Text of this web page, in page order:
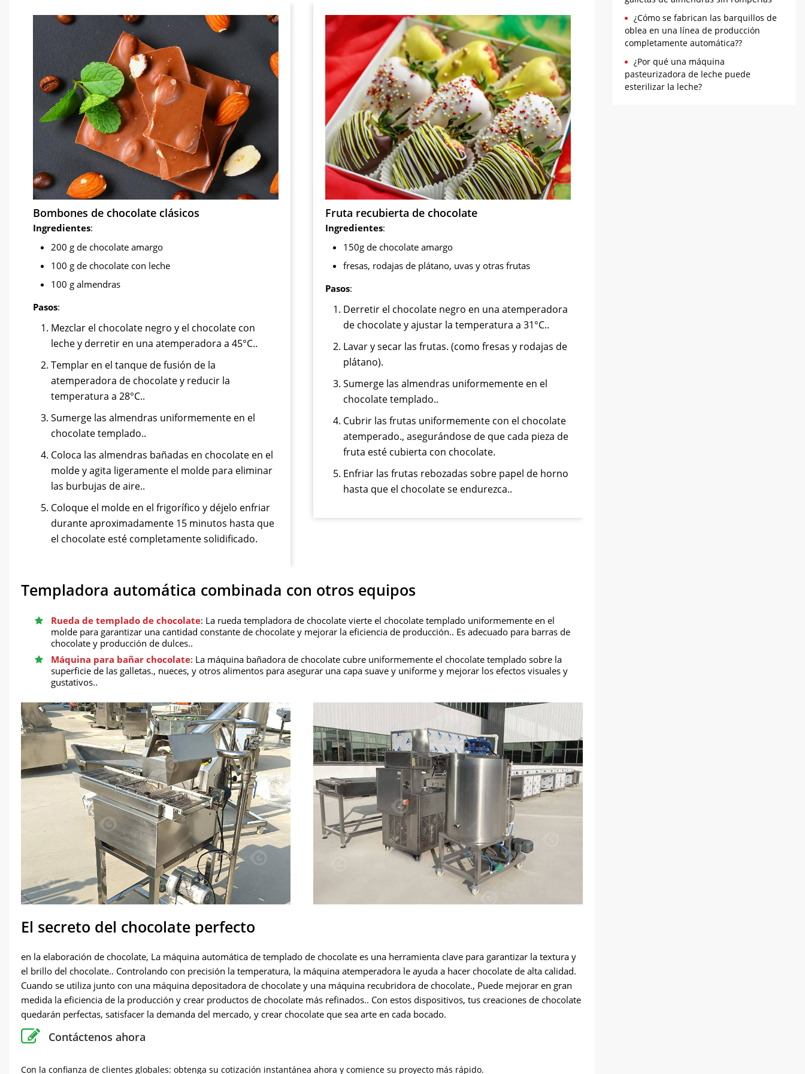
Bombones de chocolate clásicos
Ingredientes:
200 g de chocolate amargo
100 g de chocolate con leche
100 g almendras
Pasos:
Mezclar el chocolate negro y el chocolate con
leche y derretir en una atemperadora a 45°C..
Templar en el tanque de fusión de la
atemperadora de chocolate y reducir la
temperatura a 28°C..
Sumerge las almendras uniformemente en el
chocolate templado..
Coloca las almendras bañadas en chocolate en el
molde y agita ligeramente el molde para eliminar
las burbujas de aire..
Coloque el molde en el frigorífico y déjelo enfriar
durante aproximadamente 15 minutos hasta que
el chocolate esté completamente solidificado.
Fruta recubierta de chocolate
Ingredientes:
150g de chocolate amargo
fresas, rodajas de plátano, uvas y otras frutas
Pasos:
Derretir el chocolate negro en una atemperadora
de chocolate y ajustar la temperatura a 31°C..
Lavar y secar las frutas. (como fresas y rodajas de
plátano).
Sumerge las almendras uniformemente en el
chocolate templado..
Cubrir las frutas uniformemente con el chocolate
atemperado., asegurándose de que cada pieza de
fruta esté cubierta con chocolate.
Enfriar las frutas rebozadas sobre papel de horno
hasta que el chocolate se endurezca..
Templadora automática combinada con otros equipos
Rueda de templado de chocolate: La rueda templadora de chocolate vierte el chocolate templado uniformemente en el
molde para garantizar una cantidad constante de chocolate y mejorar la eficiencia de producción.. Es adecuado para barras de
chocolate y producción de dulces..
Máquina para bañar chocolate: La máquina bañadora de chocolate cubre uniformemente el chocolate templado sobre la
superficie de las galletas., nueces, y otros alimentos para asegurar una capa suave y uniforme y mejorar los efectos visuales y
gustativos..
El secreto del chocolate perfecto
en la elaboración de chocolate, La máquina automática de templado de chocolate es una herramienta clave para garantizar la textura y
el brillo del chocolate.. Controlando con precisión la temperatura, la máquina atemperadora le ayuda a hacer chocolate de alta calidad.
Cuando se utiliza junto con una máquina depositadora de chocolate y una máquina recubridora de chocolate., Puede mejorar en gran
medida la eficiencia de la producción y crear productos de chocolate más refinados.. Con estos dispositivos, tus creaciones de chocolate
quedarán perfectas, satisfacer la demanda del mercado, y crear chocolate que sea arte en cada bocado.
Contáctenos ahora
Con la confianza de clientes globales: obtenga su cotización instantánea ahora y comience su proyecto más rápido.
¿Cómo se fabrican las barquillos de
oblea en una línea de producción
completamente automática??
¿Por qué una máquina
pasteurizadora de leche puede
esterilizar la leche?